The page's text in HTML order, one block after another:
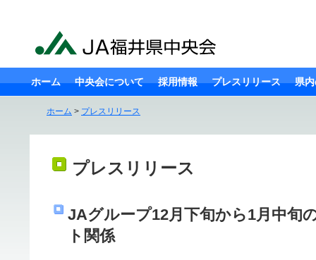
ホーム 中央会について 採用情報 プレスリリース 県
ホーム > プレスリリース
プレスリリース
JAグループ12月下旬から1月中旬
ト関係